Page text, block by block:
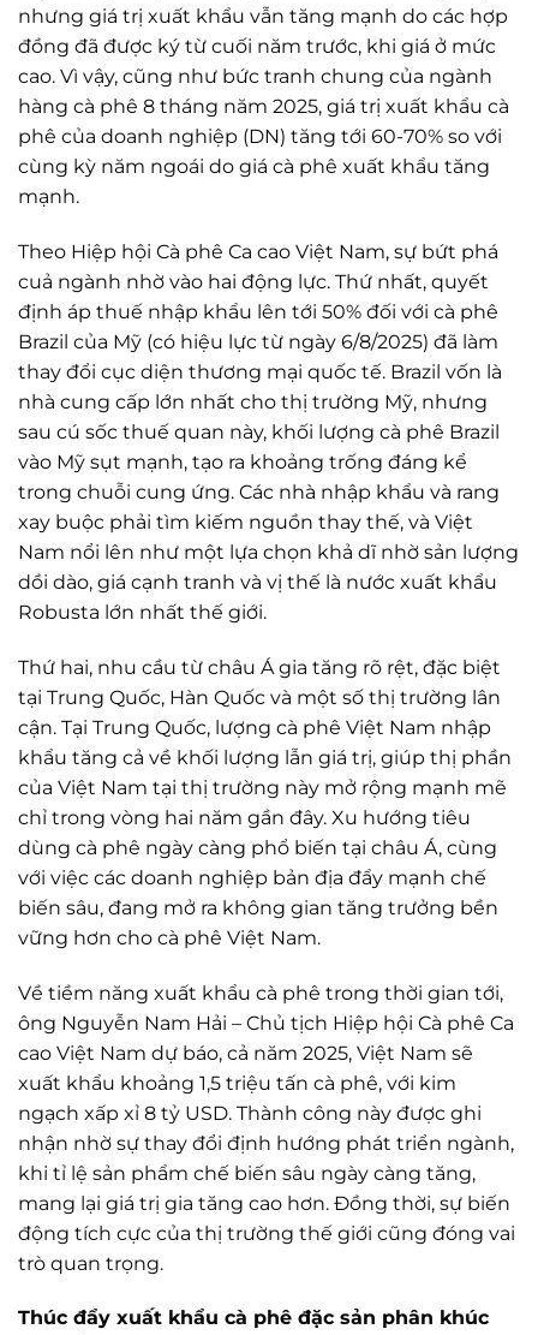
nhưng giá trị xuất khẩu vẫn tăng mạnh do các hợp
đồng đã được ký từ cuối năm trước, khi giá ở mức
cao. Vì vậy, cũng như bức tranh chung của ngành
hàng cà phê 8 tháng năm 2025, giá trị xuất khẩu cà
phê của doanh nghiệp (DN) tăng tới 60-70% so với
cùng kỳ năm ngoái do giá cà phê xuất khẩu tăng
mạnh.
Theo Hiệp hội Cà phê Ca cao Việt Nam, sự bứt phá
cuả ngành nhờ vào hai động lực. Thứ nhất, quyết
định áp thuế nhập khẩu lên tới 50% đối với cà phê
Brazil của Mỹ (có hiệu lực từ ngày 6/8/2025) đã làm
thay đổi cục diện thương mại quốc tế. Brazil vốn là
nhà cung cấp lớn nhất cho thị trường Mỹ, nhưng
sau cú sốc thuế quan này, khối lượng cà phê Brazil
vào Mỹ sụt mạnh, tạo ra khoảng trống đáng kể
trong chuỗi cung ứng. Các nhà nhập khẩu và rang
xay buộc phải tìm kiếm nguồn thay thế, và Việt
Nam nổi lên như một lựa chọn khả dĩ nhờ sản lượng
dồi dào, giá cạnh tranh và vị thế là nước xuất khẩu
Robusta lớn nhất thế giới.
Thứ hai, nhu cầu từ châu Á gia tăng rõ rệt, đặc biệt
tại Trung Quốc, Hàn Quốc và một số thị trường lân
cận. Tại Trung Quốc, lượng cà phê Việt Nam nhập
khẩu tăng cả về khối lượng lẫn giá trị, giúp thị phần
của Việt Nam tại thị trường này mở rộng mạnh mẽ
chỉ trong vòng hai năm gần đây. Xu hướng tiêu
dùng cà phê ngày càng phổ biến tại châu Á, cùng
với việc các doanh nghiệp bản địa đẩy mạnh chế
biến sâu, đang mở ra không gian tăng trưởng bền
vững hơn cho cà phê Việt Nam.
Về tiềm năng xuất khẩu cà phê trong thời gian tới,
ông Nguyễn Nam Hải – Chủ tịch Hiệp hội Cà phê Ca
cao Việt Nam dự báo, cả năm 2025, Việt Nam sẽ
xuất khẩu khoảng 1,5 triệu tấn cà phê, với kim
ngạch xấp xỉ 8 tỷ USD. Thành công này được ghi
nhận nhờ sự thay đổi định hướng phát triển ngành,
khi tỉ lệ sản phẩm chế biến sâu ngày càng tăng,
mang lại giá trị gia tăng cao hơn. Đồng thời, sự biến
động tích cực của thị trường thế giới cũng đóng vai
trò quan trọng.
Thúc đẩy xuất khẩu cà phê đặc sản phân khúc